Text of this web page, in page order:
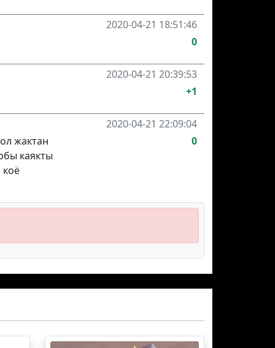
2020-04-21 18:51:46
0
2020-04-21 20:39:53
+1
2020-04-21 22:09:04
жактан
каякты
0